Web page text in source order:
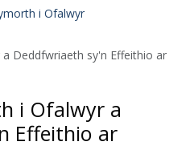
i Ofalwyr
Deddfwriaeth sy'n Effeithio ar
i Ofalwyr a
Effeithio ar